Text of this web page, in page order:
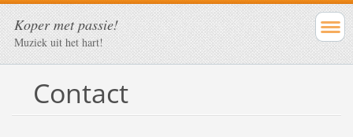
Koper met passie!
Muziek uit het hart!
Contact